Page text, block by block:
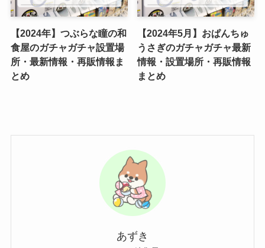
【2024年】つぶらな瞳の和
食屋のガチャガチャ設置場
所・最新情報・再販情報ま
とめ
【2024年5月】おぱんちゅ
うさぎのガチャガチャ最新
情報・設置場所・再販情報
まとめ
あずき